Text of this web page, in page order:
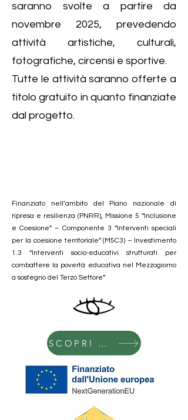
saranno svolte a partire da
novembre 2025, prevedendo
attività artistiche, culturali,
fotografiche, circensi e sportive.
Tutte le attività saranno offerte a
titolo gratuito in quanto finanziate
dal progetto.
Finanziato nell’ambito del Piano nazionale di
ripresa e resilienza (PNRR), Missione 5 “Inclusione
e Coesione” – Componente 3 “Interventi speciali
per la coesione territoriale” (M5C3) – Investimento
1.3 “Interventi socio-educativi strutturati per
combattere la povertà educativa nel Mezzogiorno
a sostegno del Terzo Settore”
SCOPRI DI PIU'